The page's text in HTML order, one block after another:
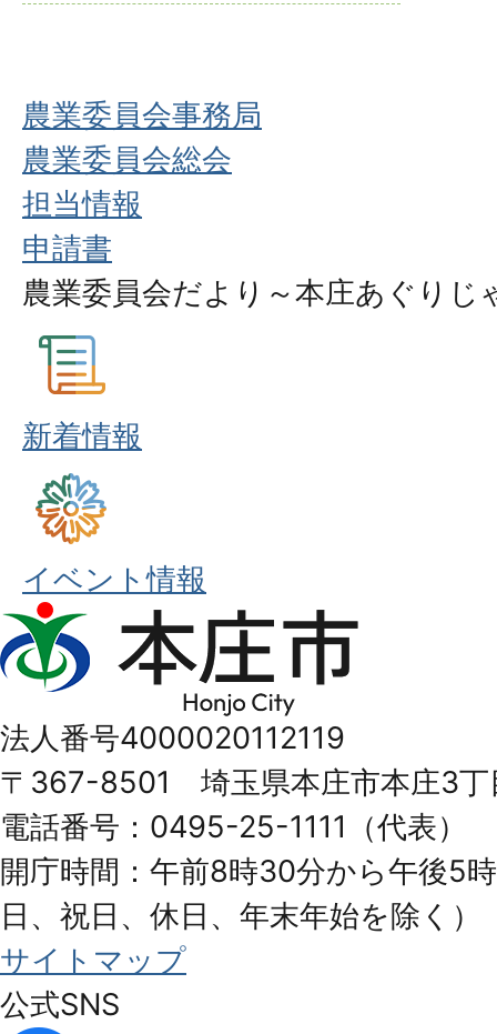
農業委員会事務局
農業委員会総会
担当情報
申請書
農業委員会だより～本庄あぐりじ
新着情報
イベント情報
本
庄
Honjo
City
法人番号4000020112119
〒367-8501 埼玉県本庄市本庄3丁
電話番号：0495-25-1111（代表）
開庁時間：午前8時30分から午後5
日、祝日、休日、年末年始を除く）
サイトマップ
公式SNS